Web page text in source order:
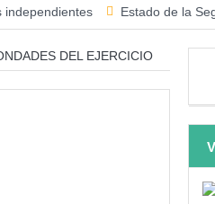
Estado de la Seguridad
DEL EJERCICIO